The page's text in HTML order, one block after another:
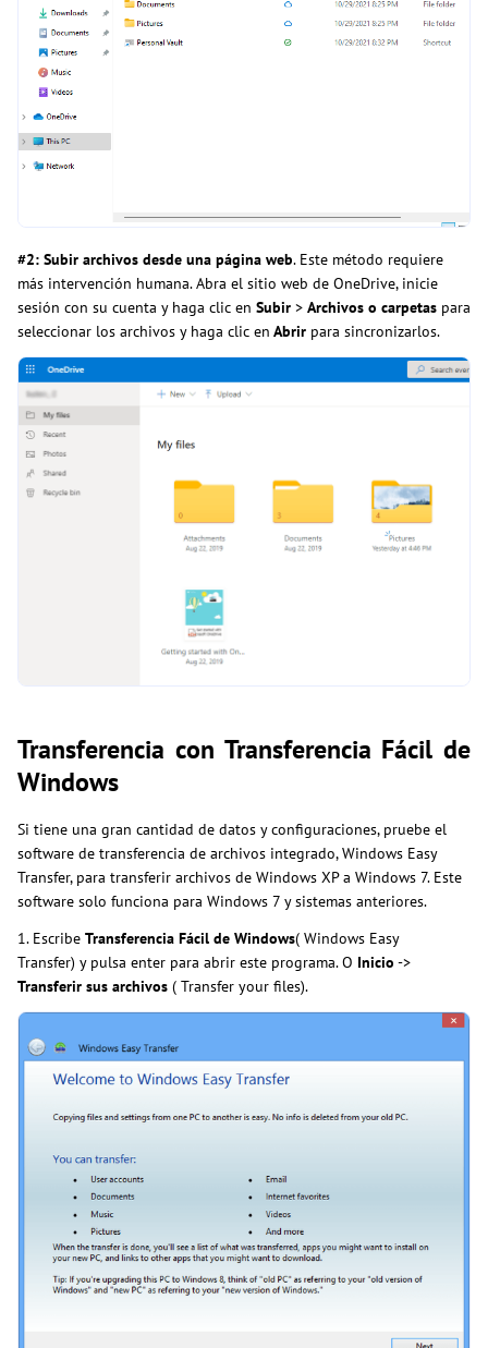
#2: Subir archivos desde una página web. Este método requiere
más intervención humana. Abra el sitio web de OneDrive, inicie
sesión con su cuenta y haga clic en Subir > Archivos o carpetas para
seleccionar los archivos y haga clic en Abrir para sincronizarlos.
Transferencia con Transferencia Fácil de
Windows
Si tiene una gran cantidad de datos y configuraciones, pruebe el
software de transferencia de archivos integrado, Windows Easy
Transfer, para transferir archivos de Windows XP a Windows 7. Este
software solo funciona para Windows 7 y sistemas anteriores.
1. Escribe Transferencia Fácil de Windows( Windows Easy
Transfer) y pulsa enter para abrir este programa. O Inicio ->
Transferir sus archivos ( Transfer your files).